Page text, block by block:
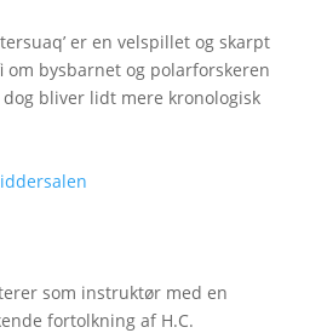
er en velspillet og skarpt
bysbarnet og polarforskeren
dog bliver lidt mere kronologisk
som instruktør med en
fortolkning af H.C.